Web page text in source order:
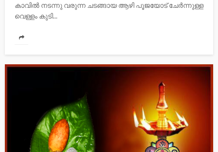
കാവില്‍ നടന്നു വരുന്ന ചടങ്ങായ ആഴി പൂജയോട് ചേര്‍ന്നുള്ള
വെള്ളം കുടി...